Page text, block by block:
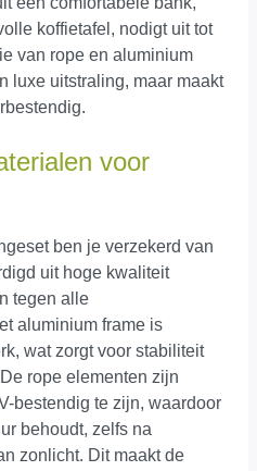
koffietafel, nodigt uit tot
van rope en aluminium
luxe uitstraling, maar maakt
voor
ben je verzekerd van
uit hoge kwaliteit
tegen alle
aluminium frame is
wat zorgt voor stabiliteit
rope elementen zijn
bestendig te zijn, waardoor
behoudt, zelfs na
zonlicht. Dit maakt de